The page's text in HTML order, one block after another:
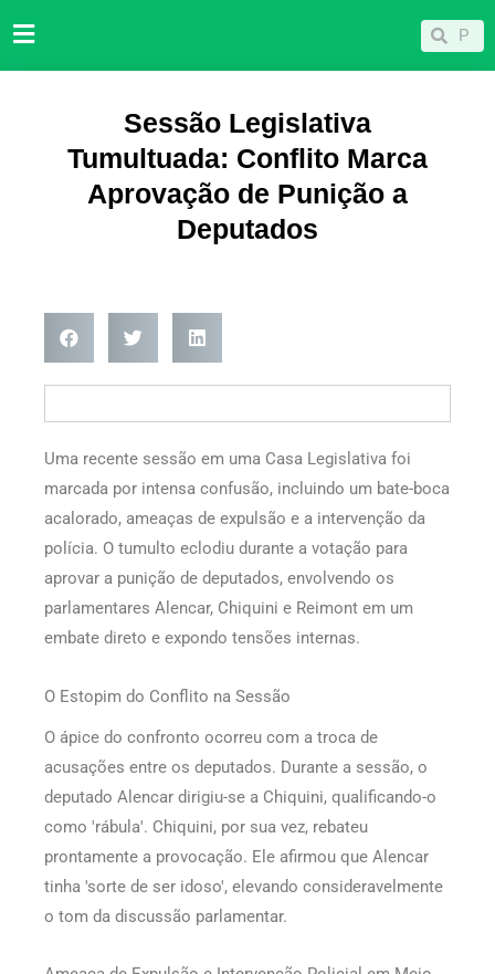
para
Pesquisar
Sessão Legislativa
Tumultuada: Conflito Marca
Aprovação de Punição a
Deputados
Uma recente sessão em uma Casa Legislativa foi
marcada por intensa confusão, incluindo um bate-boca
acalorado, ameaças de expulsão e a intervenção da
polícia. O tumulto eclodiu durante a votação para
aprovar a punição de deputados, envolvendo os
parlamentares Alencar, Chiquini e Reimont em um
embate direto e expondo tensões internas.
O Estopim do Conflito na Sessão
O ápice do confronto ocorreu com a troca de
acusações entre os deputados. Durante a sessão, o
deputado Alencar dirigiu-se a Chiquini, qualificando-o
como 'rábula'. Chiquini, por sua vez, rebateu
prontamente a provocação. Ele afirmou que Alencar
tinha 'sorte de ser idoso', elevando consideravelmente
o tom da discussão parlamentar.